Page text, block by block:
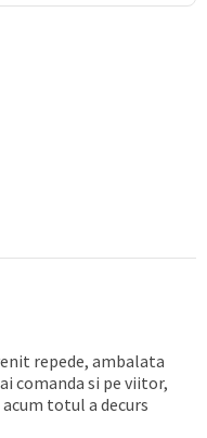
repede, ambalata
comanda si pe viitor,
totul a decurs